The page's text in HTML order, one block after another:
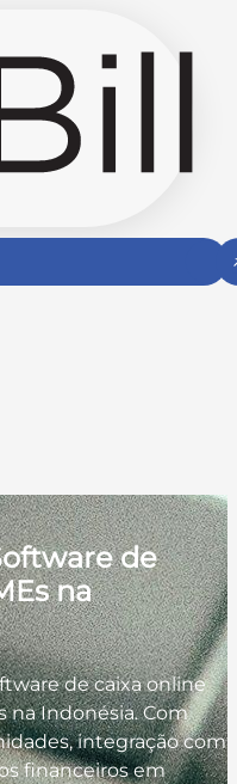
de
na
de caixa online
na Indonésia. Com
integração com
financeiros em